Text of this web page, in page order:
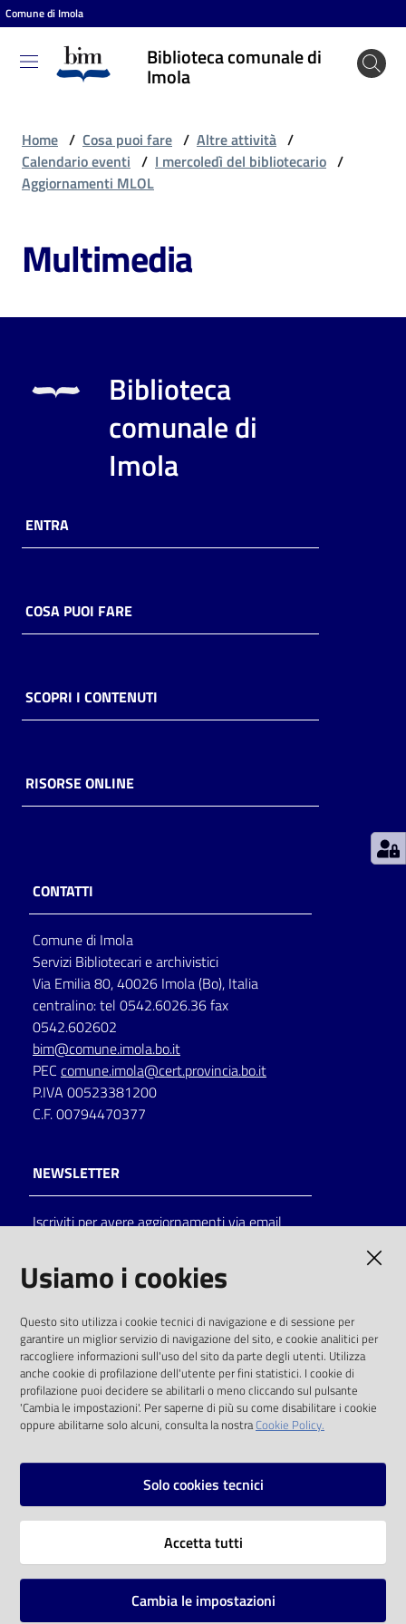
Vai al contenuto
Vai alla navigazione
Vai al footer
Comune di Imola
Biblioteca comunale di
Imola
Biblioteca
comunale
Cosa
fare
Scopri
online
Piani
Decentrate
Seguici
su
on line
Eventi
Chiedi al
bibliotecario
Avvisi
Home / Cosa puoi fare / Altre attività /
Calendario eventi / I mercoledì del bibliotecario /
Aggiornamenti MLOL
Multimedia
Biblioteca
comunale di
Imola
ENTRA
COSA PUOI FARE
SCOPRI I CONTENUTI
RISORSE ONLINE
CONTATTI
Comune di Imola
Servizi Bibliotecari e archivistici
Via Emilia 80, 40026 Imola (Bo), Italia
centralino: tel 0542.6026.36 fax
0542.602602
bim@comune.imola.bo.it
PEC comune.imola@cert.provincia.bo.it
P.IVA 00523381200
C.F. 00794470377
NEWSLETTER
Iscriviti per avere aggiornamenti via email
solo alle condizioni previste dalla direttiva
comunitaria 2003/98/CE e dal d.lgs. 36/2006
SOCIAL
Instagram
Vai alla pagina
Usiamo i cookies
Questo sito utilizza i cookie tecnici di navigazione e di sessione per
garantire un miglior servizio di navigazione del sito, e cookie analitici per
raccogliere informazioni sull'uso del sito da parte degli utenti. Utilizza
anche cookie di profilazione dell'utente per fini statistici. I cookie di
profilazione puoi decidere se abilitarli o meno cliccando sul pulsante
'Cambia le impostazioni'. Per saperne di più su come disabilitare i cookie
oppure abilitarne solo alcuni, consulta la nostraCookie Policy.
Solo cookies tecnici
Accetta tutti
Cambia le impostazioni